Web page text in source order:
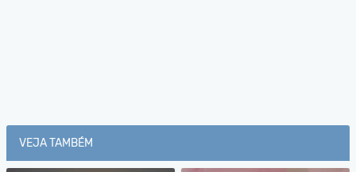
VEJA TAMBÉM